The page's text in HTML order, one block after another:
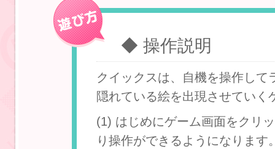
◆ 操作説明
クイックスは、自機を操作し
隠れている絵を出現させていく
(1) はじめにゲーム画面をクリ
り操作ができるようになります